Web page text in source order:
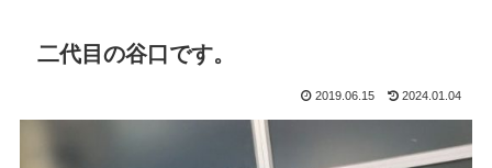
二代目の谷口です。
2019.06.15 2024.01.04